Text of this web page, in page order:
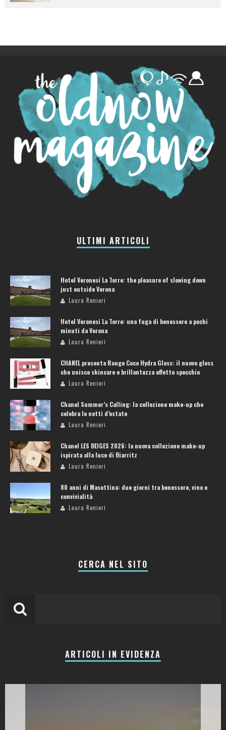
ULTIMI ARTICOLI
Hotel Veronesi La Torre: the pleasure of slowing down
just outside Verona
Laura Renieri
Hotel Veronesi La Torre: una fuga di benessere a pochi
minuti da Verona
Laura Renieri
CHANEL presenta Rouge Coco Hydra Gloss: il nuovo gloss
che unisce skincare e brillantezza effetto specchio
Laura Renieri
Chanel Summer’s Calling: la collezione make-up che
celebra le notti d’estate
Laura Renieri
Chanel LES BEIGES 2026: la nuova collezione make-up
ispirata alla luce di Biarritz
Laura Renieri
80 anni di Masottina: due giorni tra benessere, vino e
convivialità
Laura Renieri
CERCA NEL SITO
ARTICOLI IN EVIDENZA